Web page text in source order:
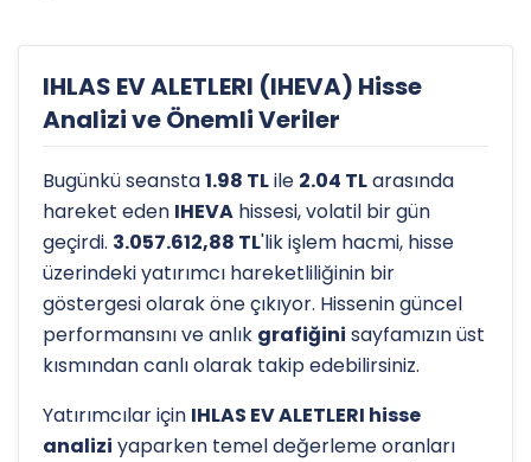
IHLAS EV ALETLERI (IHEVA) Hisse
Analizi ve Önemli Veriler
Bugünkü seansta1.98 TLile 2.04 TLarasında
hareket eden IHEVA hissesi, volatil bir gün
geçirdi. 3.057.612,88 TL'lik işlem hacmi, hisse
üzerindeki yatırımcı hareketliliğinin bir
göstergesi olarak öne çıkıyor. Hissenin güncel
performansını ve anlık grafiğini sayfamızın üst
kısmından canlı olarak takip edebilirsiniz.
Yatırımcılar için IHLAS EV ALETLERI hisse
analizi yaparken temel değerleme oranları